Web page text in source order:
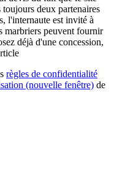
deux partenaires
l'internaute est invité à
marbriers peuvent fournir
déjà d'une concession,
règles de confidentialité
(nouvelle fenêtre) de